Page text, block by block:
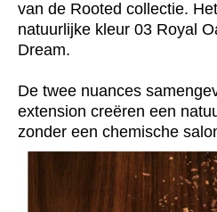
van de Rooted collectie.
natuurlijke kleur 03 Royal
Dream.
De twee nuances
extension creëren een
zonder een chemische